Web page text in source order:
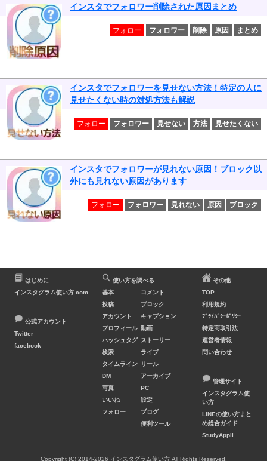
インスタでフォロワー削除された原因まとめ
フォロー フォロワー 削除 原因 まとめ
インスタでフォロワーを見せない方法！特定の人に
見せたくない時の対処方法も解説
フォロー フォロワー 見せない 方法 見せたくない
インスタでフォロワーが見れない原因！ブロック以
外にも見れない原因があります
フォロー フォロワー 見れない 原因 ブロック
はじめに
インスタグラム使い方.com
公式アカウント
Twitter
facebook
使い方を調べる
基本
投稿
アカウント
プロフィール
ハッシュタグ
検索
タイムライン
DM
写真
いいね
フォロー
コメント
ブロック
キャプション
動画
ストーリー
ライブ
リール
アーカイブ
PC
設定
ブログ
便利ツール
その他
TOP
利用規約
ﾌﾟﾗｲﾊﾞｼｰﾎﾟﾘｼｰ
特定商取引法
運営者情報
問い合わせ
管理サイト
インスタグラム使
い方
LINEの使い方まと
め総合ガイド
StudyAppli
Copyright (C) 2014-2026 インスタグラム使い方 All Rights Reserved.